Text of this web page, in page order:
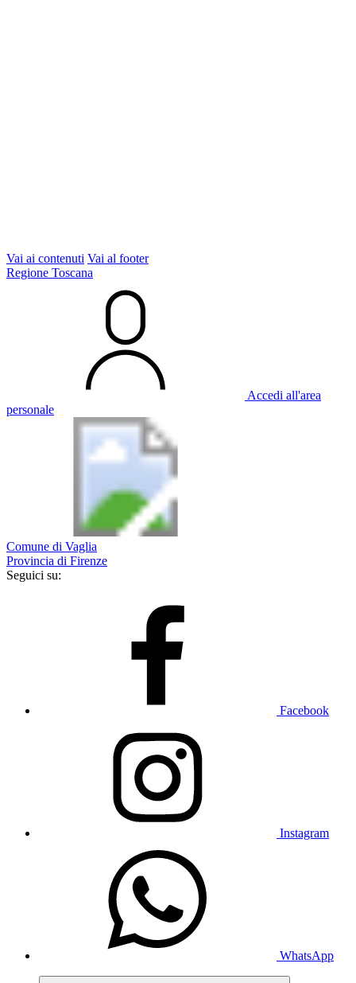
Vai ai contenuti Vai al footer
Regione Toscana
Accedi all'area
personale
Comune di Vaglia
Provincia di Firenze
Seguici su:
Facebook
Instagram
WhatsApp